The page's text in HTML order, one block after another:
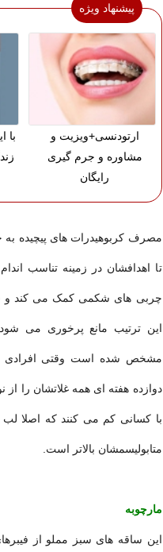
پیشنهاد ویژه
ارتودنسی+ویزیت و
مشاوره و جرم گیری
رایگان
با
مصرف کربوهیدرات های پیچیده
تا اهدافشان در زمینه تناسب
چربی های شکمی کمک می کند و
این ترتیب مانع پرخوری می
مشخص شده است وقتی افرادی
دوازده هفته ای همه غلاتشان را
با کسانی کم می کنند که اصلا
متابولیسمشان بالاتر است.
مارچوبه
این ساقه های سبز مملو از